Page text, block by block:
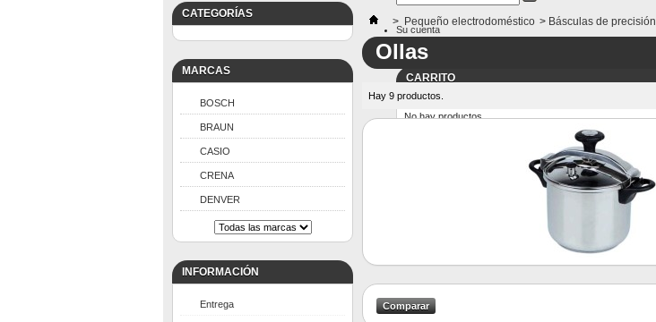
Su cuenta
Bienvenido
CARRITO
No hay productos
Estos precios se entienden sin IVA
CATEGORÍAS
MARCAS
BOSCH
BRAUN
CASIO
CRENA
DENVER
INFORMACIÓN
Entrega
> Pequeño electrodoméstico > Básculas de precisión
Ollas
Hay 9 productos.